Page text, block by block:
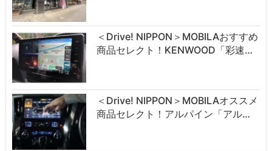
＜Drive! NIPPON＞MOBILAおすすめ
商品セレクト！KENWOOD「彩速…
＜Drive! NIPPON＞MOBILAオススメ
商品セレクト！アルパイン「アル…